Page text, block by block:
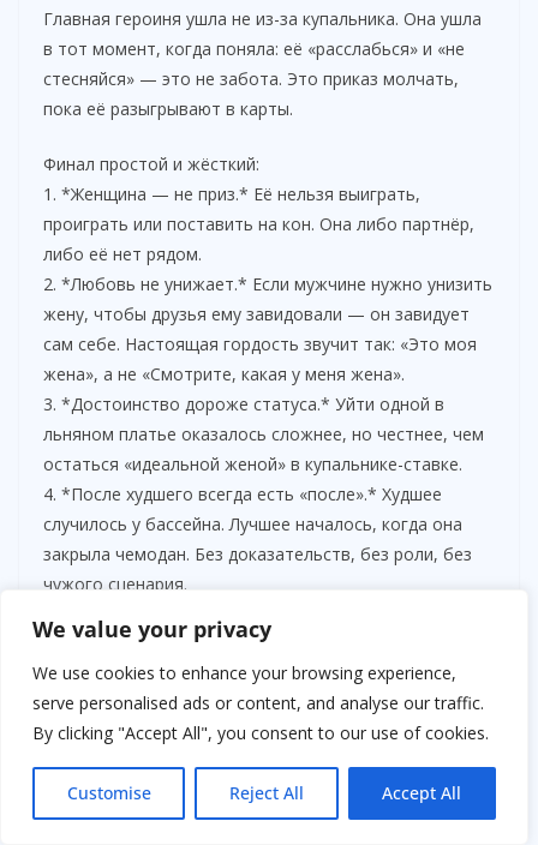
We value your privacy
We use cookies to enhance your browsing experience,
serve personalised ads or content, and analyse our traffic.
By clicking "Accept All", you consent to our use of cookies.
Customise Reject All Accept All
Главная героиня ушла не из-за купальника. Она ушла
в тот момент, когда поняла: её «расслабься» и «не
стесняйся» — это не забота. Это приказ молчать,
пока её разыгрывают в карты.
Финал простой и жёсткий:
1. *Женщина — не приз.* Её нельзя выиграть,
проиграть или поставить на кон. Она либо партнёр,
либо её нет рядом.
2. *Любовь не унижает.* Если мужчине нужно унизить
жену, чтобы друзья ему завидовали — он завидует
сам себе. Настоящая гордость звучит так: «Это моя
жена», а не «Смотрите, какая у меня жена».
3. *Достоинство дороже статуса.* Уйти одной в
льняном платье оказалось сложнее, но честнее, чем
остаться «идеальной женой» в купальнике-ставке.
4. *После худшего всегда есть «после».* Худшее
случилось у бассейна. Лучшее началось, когда она
закрыла чемодан. Без доказательств, без роли, без
чужого сценария.
И последнее: фраза «без меня ты никто» — любимое
оружие тех, кто сам боится остаться никем. А правда
в том, что человек становится «кем-то» именно
тогда, когда перестаёт быть чьей-то вещью.